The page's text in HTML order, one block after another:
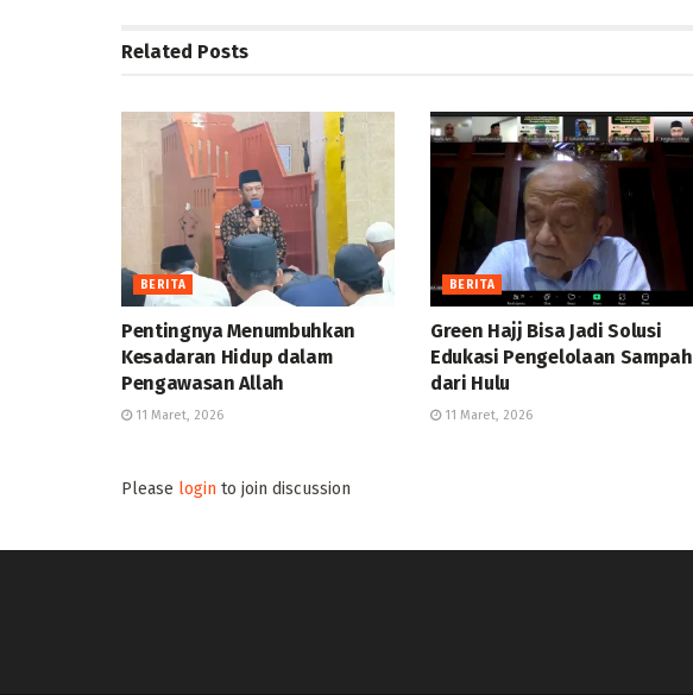
Related Posts
BERITA
Pentingnya Menumbuhkan
Kesadaran Hidup dalam
Pengawasan Allah
11 Maret, 2026
BERITA
Green Hajj Bisa Jadi Solusi
Edukasi Pengelolaan Sampah
dari Hulu
11 Maret, 2026
Please login to join discussion